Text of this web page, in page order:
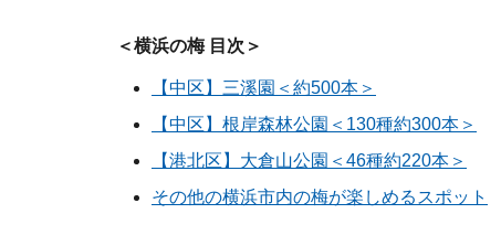
＜横浜の梅 目次＞
【中区】三溪園＜約500本＞
【中区】根岸森林公園＜130種約300本＞
【港北区】大倉山公園＜46種約220本＞
その他の横浜市内の梅が楽しめるスポット